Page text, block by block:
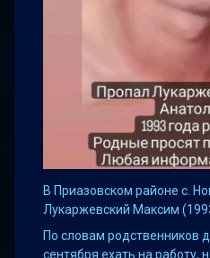
В Приазовском районе с.
Лукаржевский Максим
По словам родственников
сентября ехать на работу,